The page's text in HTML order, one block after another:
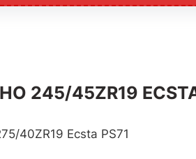
245/45ZR19
40ZR19 Ecsta PS71